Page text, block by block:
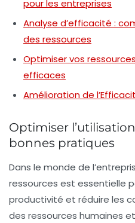
pour les entreprises
Analyse d’efficacité :
des ressources
Optimiser vos
efficaces
Amélioration de
Optimiser
bonnes pratiques
Dans le monde de
ressources est essentielle
productivité et réduire les
des ressources humaines